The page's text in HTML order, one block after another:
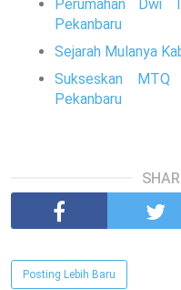
Perumahan Dwi
Pekanbaru
Sejarah Mulanya
Sukseskan
Pekanbaru
Posting Lebih Baru